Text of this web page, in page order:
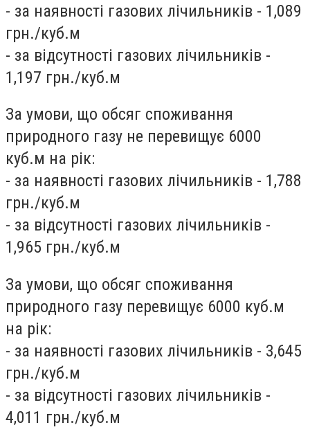
- за наявності газових лічильників - 1,089
грн./куб.м
- за відсутності газових лічильників -
1,197 грн./куб.м
За умови, що обсяг споживання
природного газу не перевищує 6000
куб.м на рік:
- за наявності газових лічильників - 1,788
грн./куб.м
- за відсутності газових лічильників -
1,965 грн./куб.м
За умови, що обсяг споживання
природного газу перевищує 6000 куб.м
на рік:
- за наявності газових лічильників - 3,645
грн./куб.м
- за відсутності газових лічильників -
4,011 грн./куб.м